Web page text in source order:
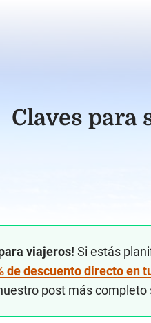
Claves para
viajeros! Si estás
de descuento directo en
post más completo